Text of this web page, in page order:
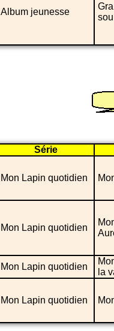
Album jeunesse
Série
Mon Lapin quotidien
Mon Lapin quotidien
Mon Lapin quotidien
la
Mon Lapin quotidien